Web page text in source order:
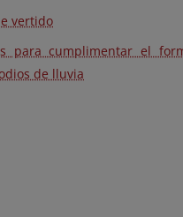
vertido
para cumplimentar el
de lluvia